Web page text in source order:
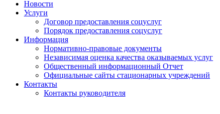
Новости
Услуги
Договор предоставления соцуслуг
Порядок предоставления соцуслуг
Информация
Нормативно-правовые документы
Независимая оценка качества оказываемых услуг
Общественный информационный Отчет
Официальные сайты стационарных учреждений
Контакты
Контакты руководителя